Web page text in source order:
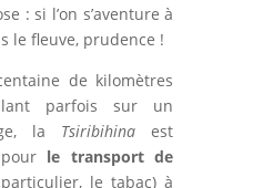
: si l’on s’aventure à
le fleuve, prudence !
de kilomètres
parfois sur un
la Tsiribihina est
le transport de
le tabac) à